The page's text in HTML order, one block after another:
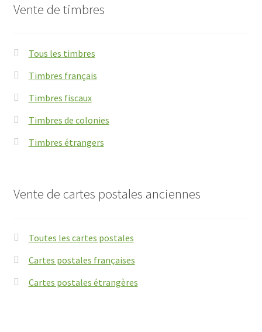
Vente de timbres
Tous les timbres
Timbres français
Timbres fiscaux
Timbres de colonies
Timbres étrangers
Vente de cartes postales anciennes
Toutes les cartes postales
Cartes postales françaises
Cartes postales étrangères